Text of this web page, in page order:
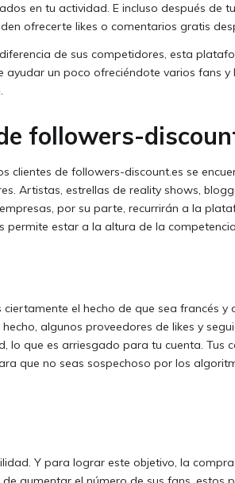
en tu actividad. E incluso después de
ofrecerte likes o comentarios gratis
de sus competidores, esta
un poco ofreciéndote varios fans y
followers-
clientes de followers-discount.es se
Artistas, estrellas de reality shows,
por su parte, recurrirán a la
estar a la altura de la
el hecho de que sea francés y
algunos proveedores de likes y
lo que es arriesgado para tu cuenta. Tus
que no seas sospechoso por los
Y para lograr este objetivo, la